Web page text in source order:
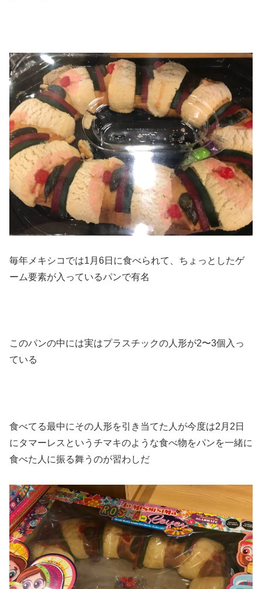
毎年メキシコでは1月6日に食べられて、ちょっとしたゲ
ーム要素が入っているパンで有名
このパンの中には実はプラスチックの人形が2〜3個入っ
ている
食べてる最中にその人形を引き当てた人が今度は2月2日
にタマーレスというチマキのような食べ物をパンを一緒に
食べた人に振る舞うのが習わしだ